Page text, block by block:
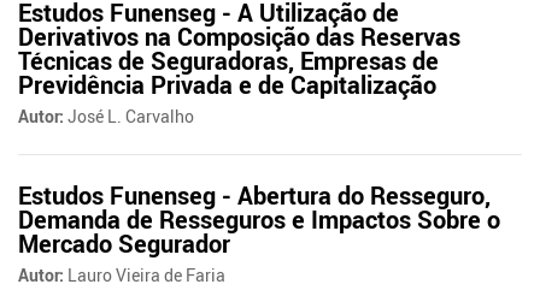
Estudos Funenseg - A Utilização de
Derivativos na Composição das Reservas
Técnicas de Seguradoras, Empresas de
Previdência Privada e de Capitalização
Autor: José L. Carvalho
Estudos Funenseg - Abertura do Resseguro,
Demanda de Resseguros e Impactos Sobre o
Mercado Segurador
Autor: Lauro Vieira de Faria